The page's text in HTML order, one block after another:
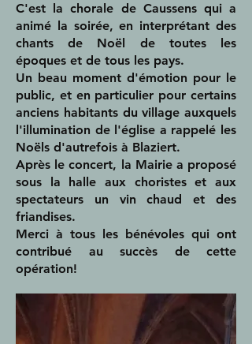
C'est la chorale de Caussens qui a
animé la soirée, en interprétant des
chants de Noël de toutes les
époques et de tous les pays.
Un beau moment d'émotion pour le
public, et en particulier pour certains
anciens habitants du village auxquels
l'illumination de l'église a rappelé les
Noëls d'autrefois à Blaziert.
Après le concert, la Mairie a proposé
sous la halle aux choristes et aux
spectateurs un vin chaud et des
friandises.
Merci à tous les bénévoles qui ont
contribué au succès de cette
opération!